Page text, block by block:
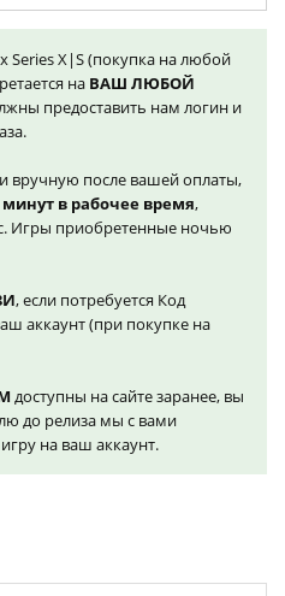
Series X|S (покупка на любой
на ВАШ ЛЮБОЙ
предоставить нам логин и
вручную после вашей оплаты,
в рабочее время,
Игры приобретенные ночью
, если потребуется Код
аккаунт (при покупке на
доступны на сайте заранее, вы
до релиза мы с вами
на ваш аккаунт.